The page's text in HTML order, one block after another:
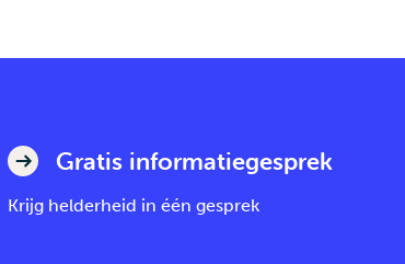
Gratis informatiegesprek
Krijg helderheid in één gesprek